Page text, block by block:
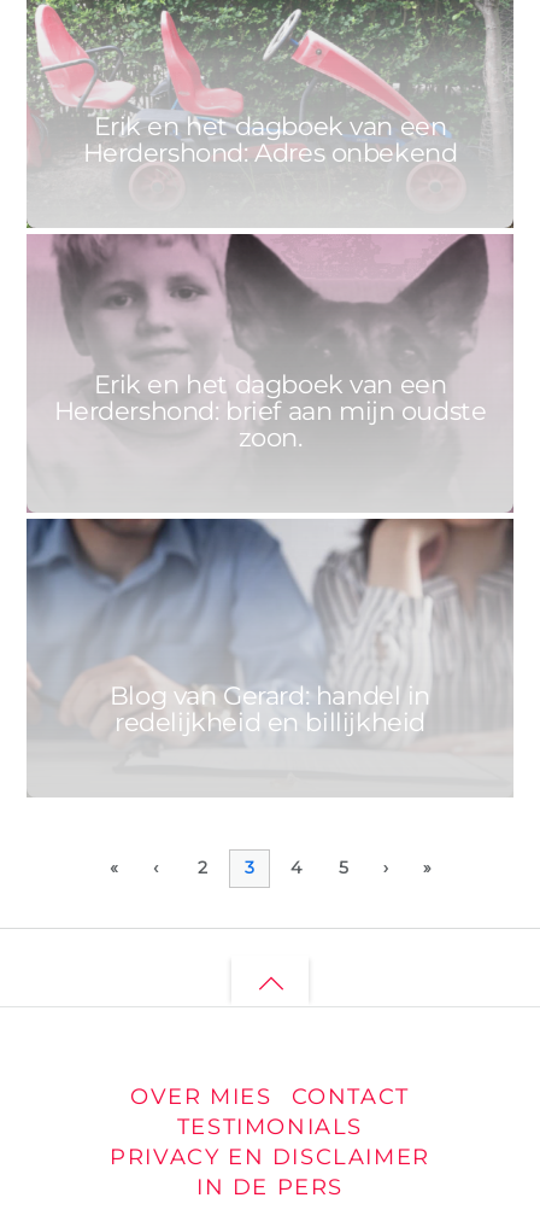
Erik en het dagboek van een
Herdershond: Adres onbekend
ERIK 11 APRIL 2021
Erik en het dagboek van een
Herdershond: brief aan mijn oudste
zoon.
GERARD 22 MAART 2021
Blog van Gerard: handel in
redelijkheid en billijkheid
« ‹ 2 3 4 5 › »
Back
OVER MIES
CONTACT
TESTIMONIALS
PRIVACY EN DISCLAIMER
IN DE PERS